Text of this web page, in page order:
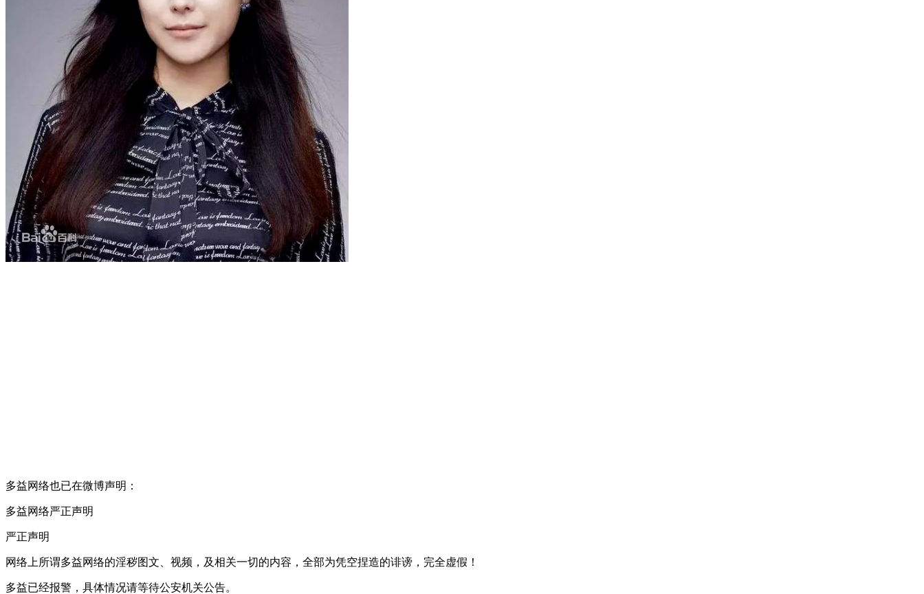
多益网络也已在微博声明：
多益网络严正声明
严正声明
网络上所谓多益网络的淫秽图文、视频，及相关一切的内容，全部为凭空捏造的诽谤，完全虚假！
多益已经报警，具体情况请等待公安机关公告。